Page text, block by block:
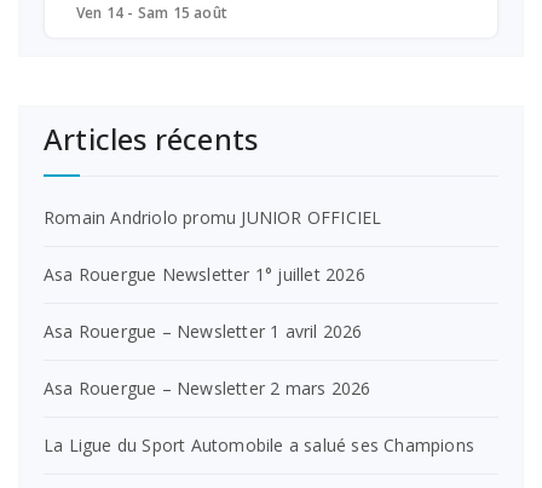
Ven 14 - Sam 15 août
Articles récents
Romain Andriolo promu JUNIOR OFFICIEL
Asa Rouergue Newsletter 1° juillet 2026
Asa Rouergue – Newsletter 1 avril 2026
Asa Rouergue – Newsletter 2 mars 2026
La Ligue du Sport Automobile a salué ses Champions